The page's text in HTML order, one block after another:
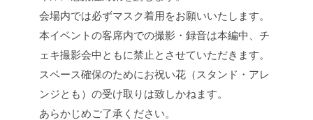
会場内では必ずマスク着用をお願いいたします。
本イベントの客席内での撮影・録音は本編中、チ
ェキ撮影会中ともに禁止とさせていただきます。
スペース確保のためにお祝い花（スタンド・アレ
ンジとも）の受け取りは致しかねます。
あらかじめご了承ください。